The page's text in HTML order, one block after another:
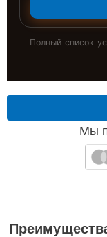
Полный список
Мы